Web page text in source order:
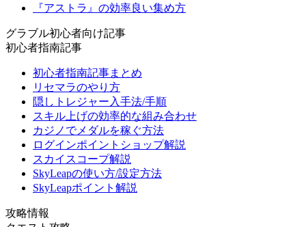
『アストラ』の効率良い集め方
グラブル初心者向け記事
初心者指南記事
初心者指南記事まとめ
リセマラのやり方
隠しトレジャー入手法/手順
スキル上げの効率的な組み合わせ
カジノでメダルを稼ぐ方法
ログインポイントショップ解説
スカイスコープ解説
SkyLeapの使い方/設定方法
SkyLeapポイント解説
攻略情報